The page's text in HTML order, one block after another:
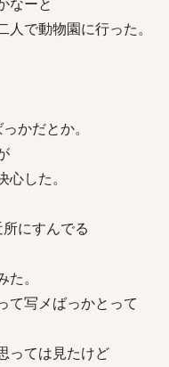
で動物園に行った。
かだとか。
した。
にすんでる
。
て写メばっかとって
っては見たけど